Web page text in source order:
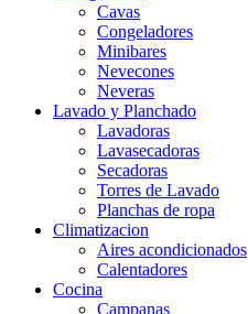
Cavas
Congeladores
Minibares
Nevecones
Neveras
Lavado y Planchado
Lavadoras
Lavasecadoras
Secadoras
Torres de Lavado
Planchas de ropa
Climatizacion
Aires acondicionados
Calentadores
Cocina
Campanas